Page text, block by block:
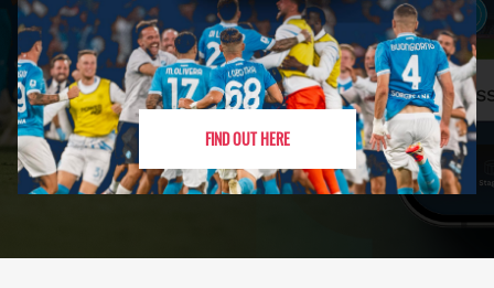
FIND OUT HERE